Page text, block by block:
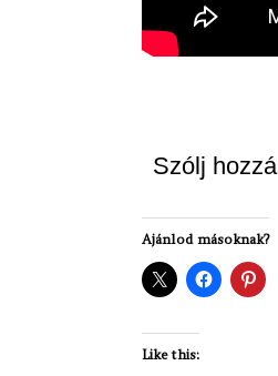
Szólj
Ajánlod másoknak?
Like this: